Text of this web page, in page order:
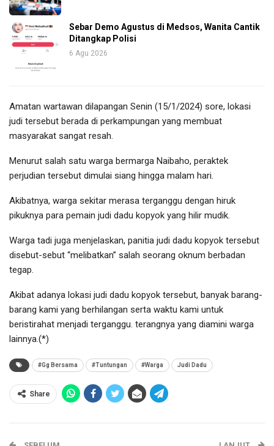
Sebar Demo Agustus di Medsos, Wanita Cantik
Ditangkap Polisi
6 Agu 2026
Amatan wartawan dilapangan Senin (15/1/2024) sore, lokasi
judi tersebut berada di perkampungan yang membuat
masyarakat sangat resah.
Menurut salah satu warga bermarga Naibaho, peraktek
perjudian tersebut dimulai siang hingga malam hari.
Akibatnya, warga sekitar merasa terganggu dengan hiruk
pikuknya para pemain judi dadu kopyok yang hilir mudik.
Warga tadi juga menjelaskan, panitia judi dadu kopyok tersebut
disebut-sebut “melibatkan” salah seorang oknum berbadan
tegap.
Akibat adanya lokasi judi dadu kopyok tersebut, banyak barang-
barang kami yang berhilangan serta waktu kami untuk
beristirahat menjadi terganggu. terangnya yang diamini warga
lainnya.(*)
#Gg Bersama #Tuntungan #Warga Judi Dadu
Share